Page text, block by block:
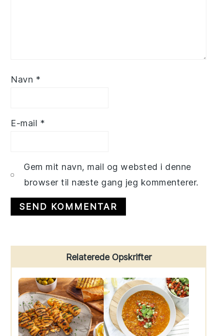
Navn *
E-mail *
Gem mit navn, mail og websted i denne
browser til næste gang jeg kommenterer.
Sidebar
Relaterede Opskrifter